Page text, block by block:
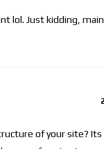
lol. Just kidding,
of your site?